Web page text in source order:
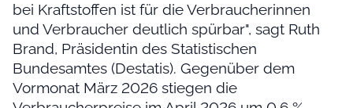
bei Kraftstoffen ist für die Verbraucherinnen
und Verbraucher deutlich spürbar", sagt Ruth
Brand, Präsidentin des Statistischen
Bundesamtes (Destatis). Gegenüber dem
Vormonat März 2026 stiegen die